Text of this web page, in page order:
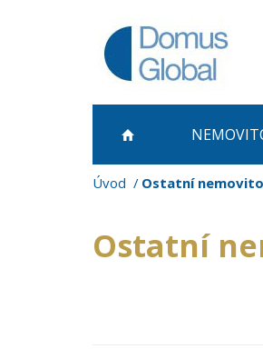
Úvod Ostatní
Ostatní